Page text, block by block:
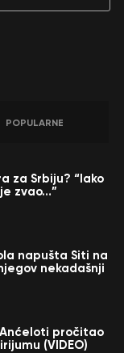
POPULARNE
za Srbiju? “Iako
zvao…”
napušta Siti na
nekadašnji
pročitao
(VIDEO)